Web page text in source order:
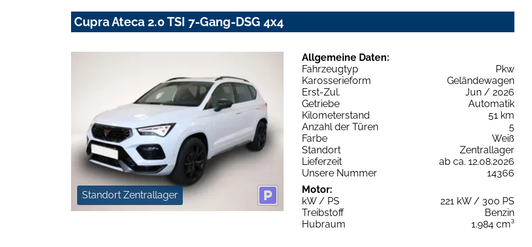
Cupra Ateca 2.0 TSI 7-Gang-DSG 4x4
Standort Zentrallager
Allgemeine Daten:
Fahrzeugtyp
Pkw
Karosserieform
Geländewagen
Erst-Zul.
Jun / 2026
Getriebe
Automatik
Kilometerstand
51 km
Anzahl der Türen
5
Farbe
Weiß
Standort
Zentrallager
Lieferzeit
ab ca. 12.08.2026
Unsere Nummer
14366
Motor:
kW / PS
221 kW / 300 PS
Treibstoff
Benzin
Hubraum
1.984 cm³